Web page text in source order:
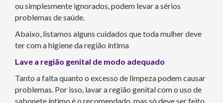
ou simplesmente ignorados, podem levar a sérios
problemas de saúde.
Abaixo, listamos alguns cuidados que toda mulher deve
ter com a higiene da região íntima
Lave a região genital de modo adequado
Tanto a falta quanto o excesso de limpeza podem causar
problemas. Por isso, lavar a região genital com o uso de
sabonete íntimo é o recomendado, mas só deve ser feito